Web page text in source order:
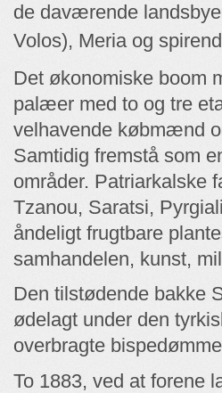
de daværende
Volos), Meria og
Det økonomiske boom
palæer med to og tre
velhavende købmænd
Samtidig fremstå som
områder. Patriarkalske
Tzanou, Saratsi,
åndeligt frugtbare
samhandelen, kunst,
Den tilstødende bakke
ødelagt under den
overbragte
Το 1883, ved at forene